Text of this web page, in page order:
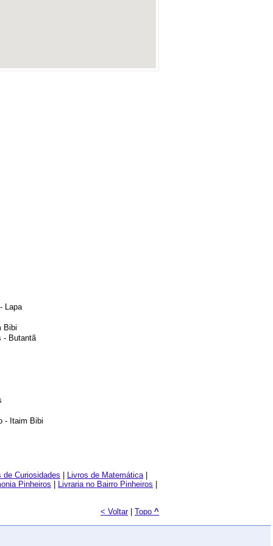
Lapa
Bibi
- Butantã
- Itaim Bibi
de Curiosidades Livros de Matemática|
Pinheiros Livraria no Bairro Pinheiros
< Voltar| Topo ^